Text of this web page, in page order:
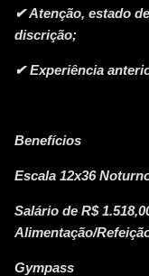
✔ Atenção, estado
discrição;
✔ Experiência
Benefícios
Escala 12x36
Salário de R$
Alimentação/
Gympass